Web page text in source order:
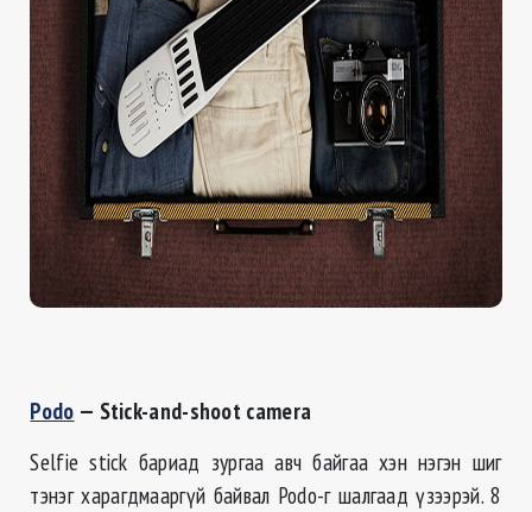
Podo — Stick-and-shoot camera
Selfie stick бариад зургаа авч байгаа хэн нэгэн шиг
тэнэг харагдмааргүй байвал Podo-г шалгаад үзээрэй. 8